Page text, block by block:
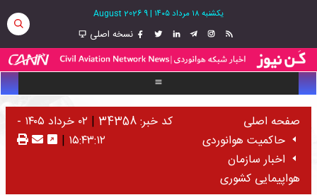
یکشنبه ۱۸ مرداد ۱۴۰۵ |
9 August 2026
نسخه اصلی
صفحه اصلی
حاکمیت هوانوردی
اخبار سازمان
هواپیمایی کشوری
کد خبر: 34358 |
۰۲ خرداد ۱۴۰۵ -
۱۵:۴۳:۱۲ |